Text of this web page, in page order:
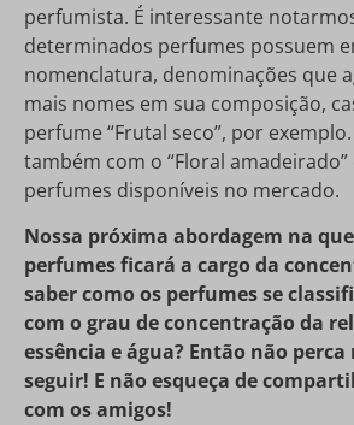
perfumista. É interessante
determinados perfumes possuem
nomenclatura, denominações que
mais nomes em sua composição,
perfume “Frutal seco”, por
também com o “Floral
perfumes disponíveis no mercado.
Nossa próxima abordagem na
perfumes ficará a cargo da
saber como os perfumes se
com o grau de concentração da
essência e água? Então não
seguir! E não esqueça de
com os amigos!